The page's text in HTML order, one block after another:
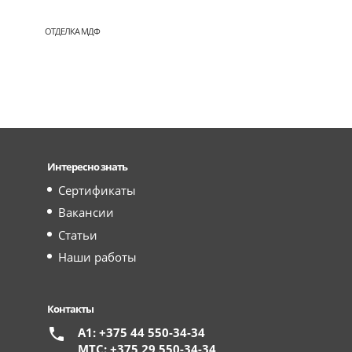
ОТДЕЛКА МДФ
Интересно знать
Сертификаты
Вакансии
Статьи
Наши работы
Контакты
А1: +375 44 550-34-34
МТС: +375 29 550-34-34